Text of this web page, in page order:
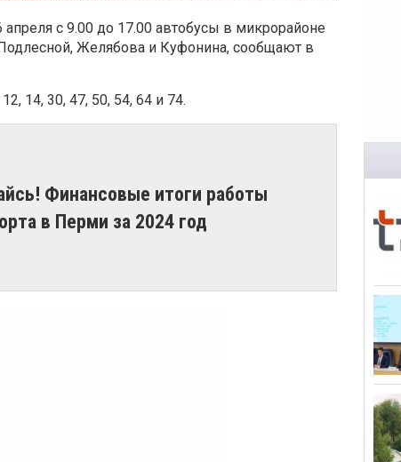
с 9.00 до 17.00 автобусы в микрорайоне
Желябова и Куфонина, сообщают в
14, 30, 47, 50, 54, 64 и 74.
Финансовые итоги работы
в Перми за 2024 год